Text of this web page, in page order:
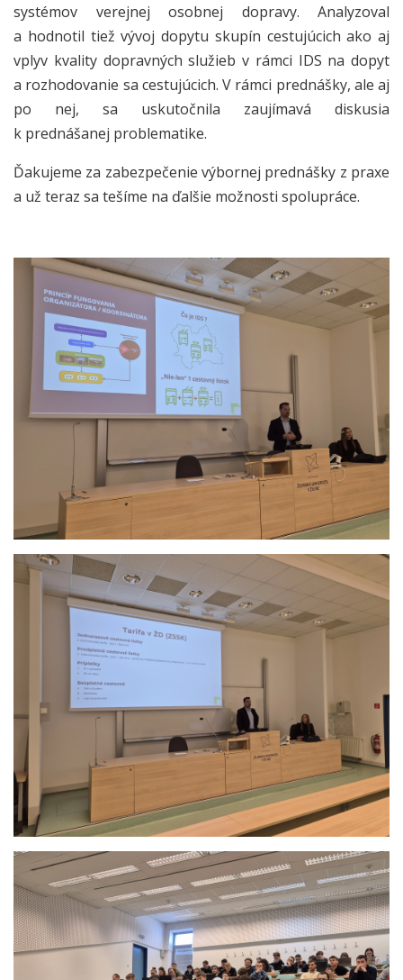
systémov verejnej osobnej dopravy. Analyzoval
a hodnotil tiež vývoj dopytu skupín cestujúcich ako aj
vplyv kvality dopravných služieb v rámci IDS na dopyt
a rozhodovanie sa cestujúcich. V rámci prednášky, ale aj
po nej, sa uskutočnila zaujímavá diskusia
k prednášanej problematike.
Ďakujeme za zabezpečenie výbornej prednášky z praxe
a už teraz sa tešíme na ďalšie možnosti spolupráce.